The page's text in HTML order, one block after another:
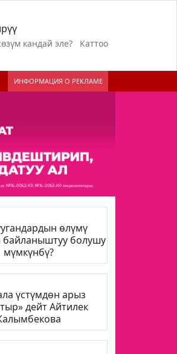
кандай эле? Каттоо
ИНФОРМАЦИЯ О РЕКЛАМЕ
өлүмү
болушу
мүмкүнбү?
үстүмдөн арыз
дейт Айтилек